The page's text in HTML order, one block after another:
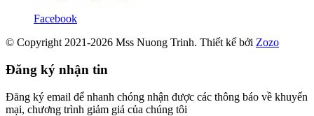
Facebook
© Copyright 2021-2026 Mss Nuong Trinh. Thiết kế bởi Zozo
Đăng ký nhận tin
Đăng ký email để nhanh chóng nhận được các thông báo về khuyến
mại, chương trình giảm giá của chúng tôi